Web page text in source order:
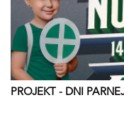
PROJEKT - DNI